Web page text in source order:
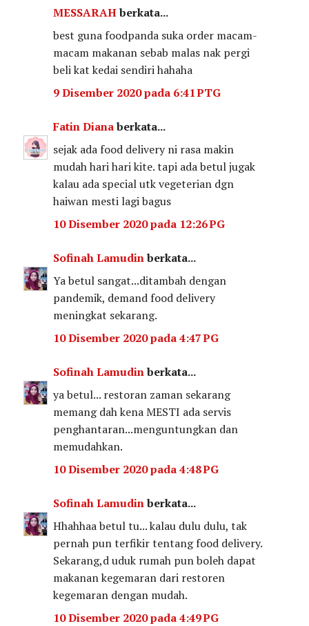
MESSARAHberkata...
best guna foodpanda suka order macam-
macam makanan sebab malas nak pergi
beli kat kedai sendiri hahaha
9 Disember 2020 pada 6:41 PTG
Fatin Dianaberkata...
sejak ada food delivery ni rasa makin
mudah hari hari kite. tapi ada betul jugak
kalau ada special utk vegeterian dgn
haiwan mesti lagi bagus
10 Disember 2020 pada 12:26 PG
Sofinah Lamudinberkata...
Ya betul sangat...ditambah dengan
pandemik, demand food delivery
meningkat sekarang.
10 Disember 2020 pada 4:47 PG
Sofinah Lamudinberkata...
ya betul... restoran zaman sekarang
memang dah kena MESTI ada servis
penghantaran...menguntungkan dan
memudahkan.
10 Disember 2020 pada 4:48 PG
Sofinah Lamudinberkata...
Hhahhaa betul tu... kalau dulu dulu, tak
pernah pun terfikir tentang food delivery.
Sekarang,d uduk rumah pun boleh dapat
makanan kegemaran dari restoren
kegemaran dengan mudah.
10 Disember 2020 pada 4:49 PG